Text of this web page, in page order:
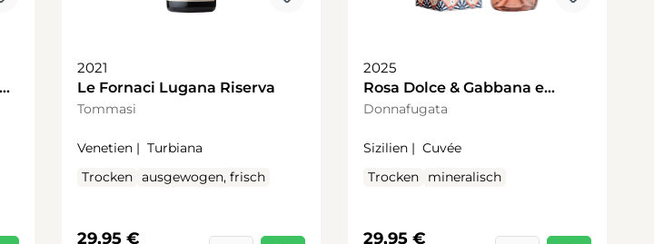
2021
Le Fornaci Lugana Riserva
Tommasi
Venetien | Turbiana
Trocken ausgewogen, frisch
Regulärer Preis:
29,95 €
2025
Rosa Dolce & Gabbana e
Donnafugata
Donnafugata
Sizilien | Cuvée
Trocken
mineralisch
Regulärer Preis:
29,95 €